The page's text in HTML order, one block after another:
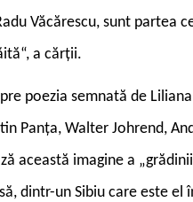
Văcărescu, sunt partea
a cărții.
poezia semnată de
Panța, Walter Johrend,
această imagine a
dintr-un Sibiu care este el